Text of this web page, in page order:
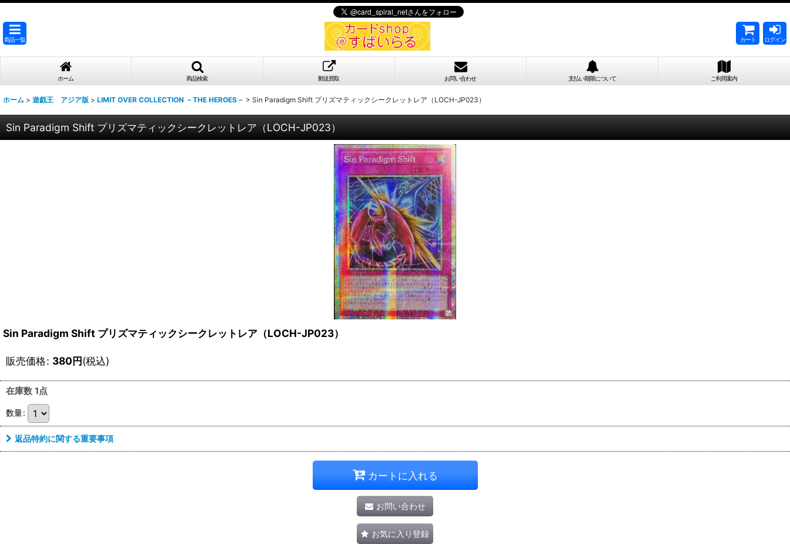
商品一覧 カート ログイン
ホーム 商品検索 郵送買取 お問い合わせ 支払い期限について ご利用案内
ホーム > 遊戯王 アジア版 > LIMIT OVER COLLECTION －THE HEROES－ > Sin Paradigm Shift プリズマティックシークレットレア（LOCH-JP023）
Sin Paradigm Shift プリズマティックシークレットレア（LOCH-JP023）
Sin Paradigm Shift プリズマティックシークレットレア（LOCH-JP023）
販売価格: 380円(税込)
在庫数 1点
数量:
返品特約に関する重要事項
カートに入れる
お問い合わせ
お気に入り登録